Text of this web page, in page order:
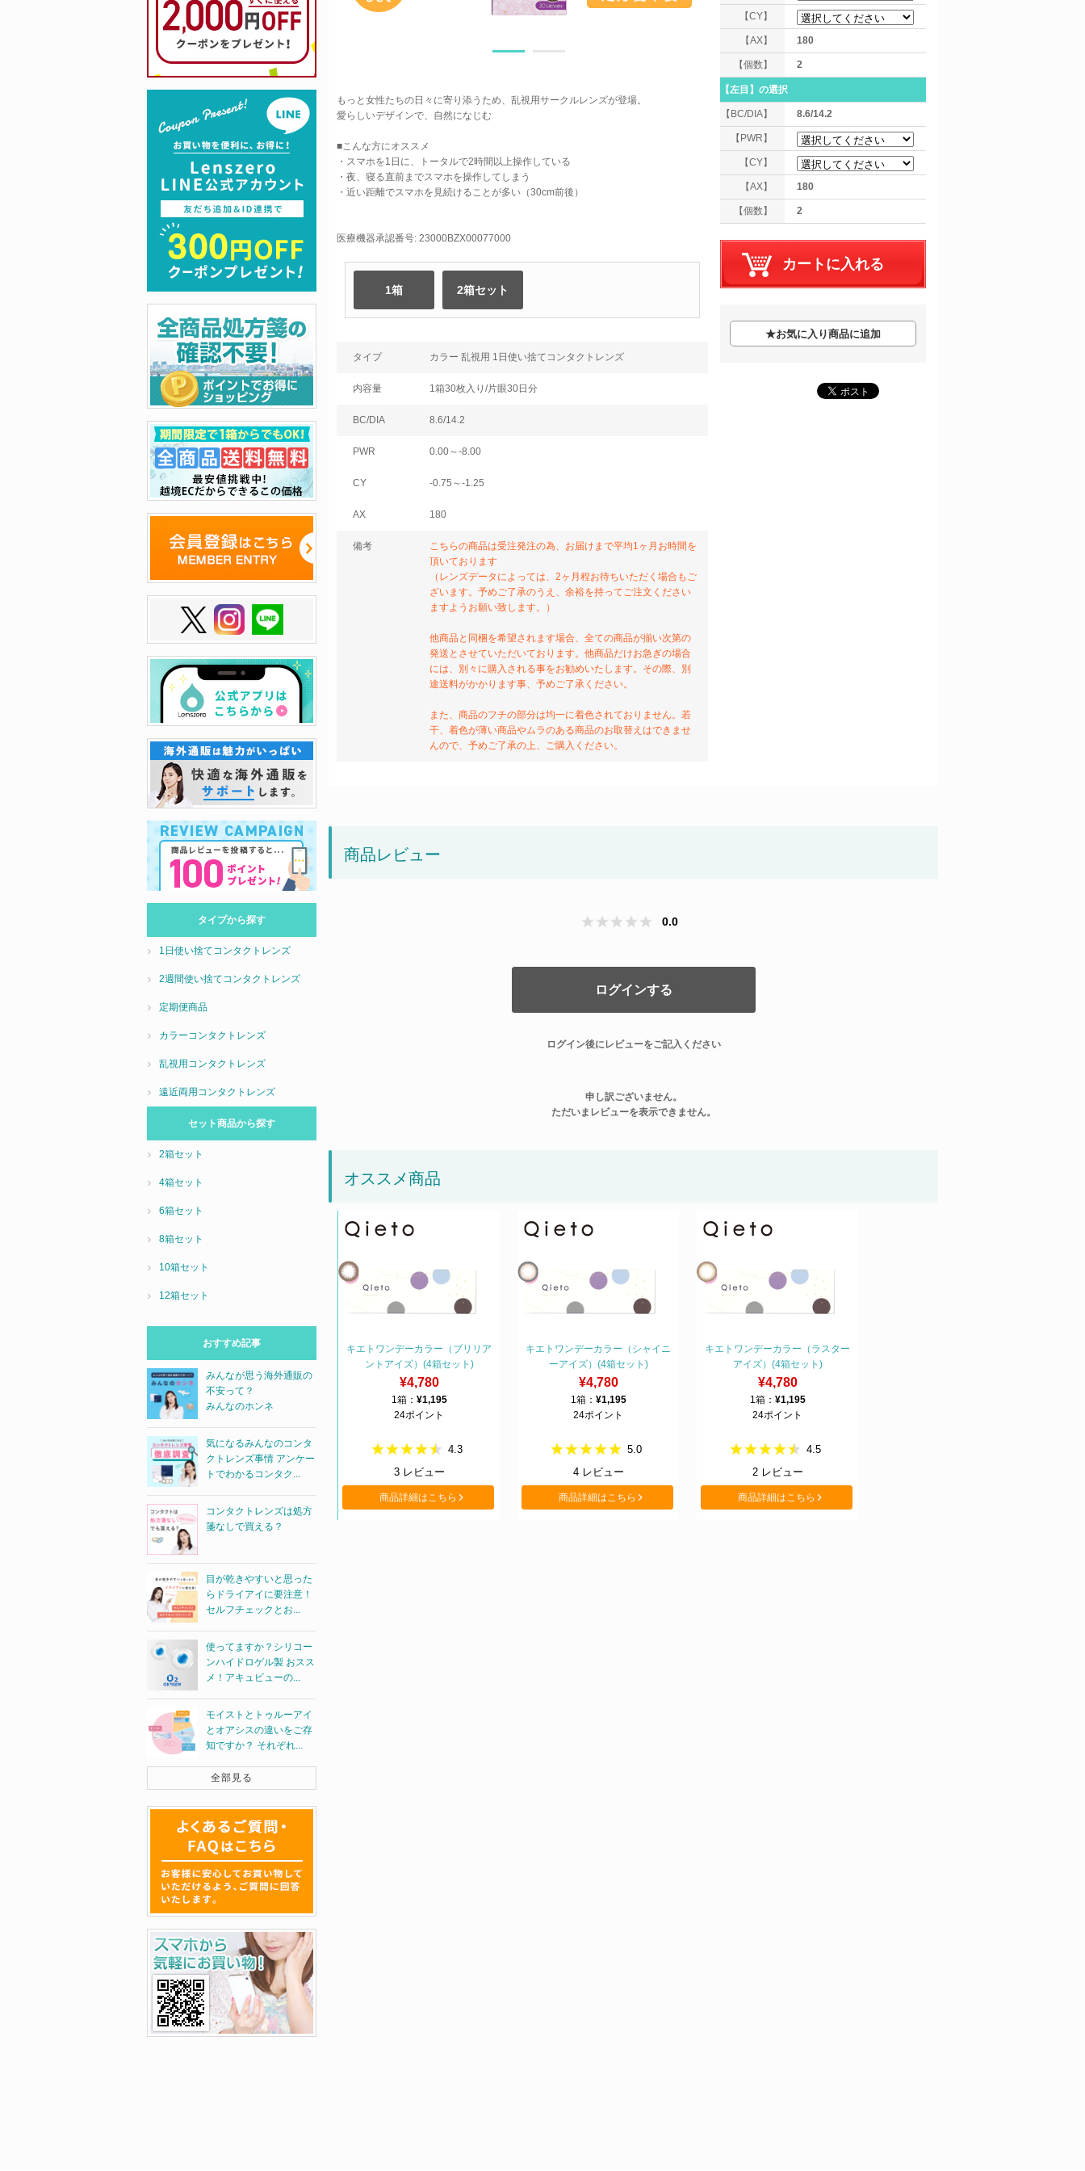
もっと女性たちの日々に寄り添うため、乱視用サークルレンズが登場。
愛らしいデザインで、自然になじむ
■こんな方にオススメ
・スマホを1日に、トータルで2時間以上操作している
・夜、寝る直前までスマホを操作してしまう
・近い距離でスマホを見続けることが多い（30cm前後）
医療機器承認番号: 23000BZX00077000
1箱 2箱セット
タイプ カラー 乱視用 1日使い捨てコンタクトレンズ
内容量 1箱30枚入り/片眼30日分
BC/DIA 8.6/14.2
PWR 0.00～-8.00
CY -0.75～-1.25
AX 180
備考
こちらの商品は受注発注の為、お届けまで平均1ヶ月お時間を
頂いております
（レンズデータによっては、2ヶ月程お待ちいただく場合もご
ざいます。予めご了承のうえ、余裕を持ってご注文ください
ますようお願い致します。）
他商品と同梱を希望されます場合、全ての商品が揃い次第の
発送とさせていただいております。他商品だけお急ぎの場合
には、別々に購入される事をお勧めいたします。その際、別
途送料がかかります事、予めご了承ください。
また、商品のフチの部分は均一に着色されておりません。若
干、着色が薄い商品やムラのある商品のお取替えはできませ
んので、予めご了承の上、ご購入ください。
【CY】
【AX】 180
【個数】 2
【左目】 の選択
【BC/DIA】 8.6/14.2
【PWR】
【CY】
【AX】 180
【個数】 2
★お気に入り商品に追加
商品レビュー
0.0
ログインする
ログイン後にレビューをご記入ください
申し訳ございません。
ただいまレビューを表示できません。
オススメ商品
キエトワンデーカラー（ブリリア
ントアイズ）(4箱セット)
¥4,780
1箱： ¥1,195
24ポイント
4.3
3レビュー
商品詳細はこちら
キエトワンデーカラー（シャイニ
ーアイズ）(4箱セット)
¥4,780
1箱： ¥1,195
24ポイント
5.0
4レビュー
商品詳細はこちら
キエトワンデーカラー（ラスター
アイズ）(4箱セット)
¥4,780
1箱： ¥1,195
24ポイント
4.5
2レビュー
商品詳細はこちら
タイプから探す
1日使い捨てコンタクトレンズ
2週間使い捨てコンタクトレンズ
定期便商品
カラーコンタクトレンズ
乱視用コンタクトレンズ
遠近両用コンタクトレンズ
セット商品から探す
2箱セット
4箱セット
6箱セット
8箱セット
10箱セット
12箱セット
おすすめ記事
みんなが思う海外通販の
不安って？
みんなのホンネ
気になるみんなのコンタ
クトレンズ事情 アンケー
トでわかるコンタク...
コンタクトレンズは処方
箋なしで買える？
目が乾きやすいと思った
らドライアイに要注意！
セルフチェックとお...
使ってますか？シリコー
ンハイドロゲル製 おスス
メ！アキュビューの...
モイストとトゥルーアイ
とオアシスの違いをご存
知ですか？ それぞれ...
全部見る